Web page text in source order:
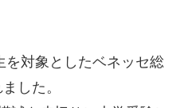
対象としたベネッセ総
した。